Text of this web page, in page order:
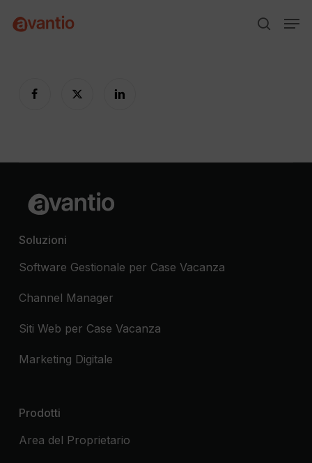
search
Soluzioni
Software Gestionale per Case Vacanza
Channel Manager
Siti Web per Case Vacanza
Marketing Digitale
Prodotti
Area del Proprietario